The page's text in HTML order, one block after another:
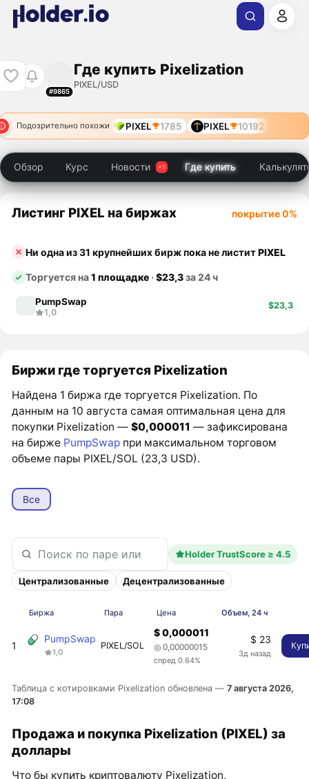
#9865
Где купить Pixelization
PIXEL/USD
Подозрительно похожи PIXEL 1785 PIXEL 10192
Обзор Курс Новости Где купить
Листинг PIXEL на биржах покрытие 0%
Ни одна из 31 крупнейших бирж пока не листитPIXEL
Торгуется на1 площадке ·$23,3за 24 ч
PumpSwap
1,0
$23,3
Биржи где торгуется Pixelization
Найдена 1 биржа где торгуется Pixelization. По
данным на 10 августа самая оптимальная цена для
покупки Pixelization —$0,000011 — зафиксирована
на бирже PumpSwap при максимальном торговом
объеме пары PIXEL/SOL (23,3 USD).
Все
Holder TrustScore ≥ 4.5
Централизованные Децентрализованные
Биржа Пара Цена Объем, 24 ч
1
PumpSwap
1,0
PIXEL/SOL
$ 0,000011
◎ 0,00000015
спред 0.64%
$ 23
3д назад
Таблица с котировками Pixelization обновлена —7 августа 2026,
17:08
Продажа и покупка Pixelization (PIXEL) за
доллары
Что бы купить криптовалюту Pixelization,